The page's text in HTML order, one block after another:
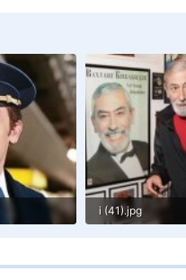
i (41).jpg